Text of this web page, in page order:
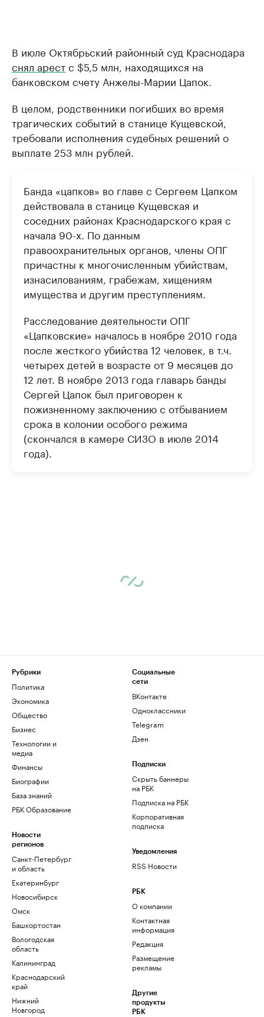
В июле Октябрьский районный суд Краснодара
снял арестс $5,5 млн, находящихся на
банковском счету Анжелы-Марии Цапок.
В целом, родственники погибших во время
трагических событий в станице Кущевской,
требовали исполнения судебных решений о
выплате 253 млн рублей.
Банда «цапков» во главе с Сергеем Цапком
действовала в станице Кущевская и
соседних районах Краснодарского края с
начала 90-х. По данным
правоохранительных органов, члены ОПГ
причастны к многочисленным убийствам,
изнасилованиям, грабежам, хищениям
имущества и другим преступлениям.
Расследование деятельности ОПГ
«Цапковские» началось в ноябре 2010 года
после жесткого убийства 12 человек, в т.ч.
четырех детей в возрасте от 9 месяцев до
12 лет. В ноябре 2013 года главарь банды
Сергей Цапок был приговорен к
пожизненному заключению с отбыванием
срока в колонии особого режима
(скончался в камере СИЗО в июле 2014
года).
Рубрики
Политика
Экономика
Общество
Бизнес
Технологии и
медиа
Финансы
Биографии
База знаний
РБК Образование
Новости
регионов
Санкт-Петербург
и область
Екатеринбург
Новосибирск
Омск
Башкортостан
Вологодская
область
Калининград
Краснодарский
край
Нижний
Новгород
Социальные
сети
ВКонтакте
Одноклассники
Telegram
Дзен
Подписки
Скрыть баннеры
на РБК
Подписка на РБК
Корпоративная
подписка
Уведомления
RSS Новости
РБК
О компании
Контактная
информация
Редакция
Размещение
рекламы
Другие
продукты
РБК